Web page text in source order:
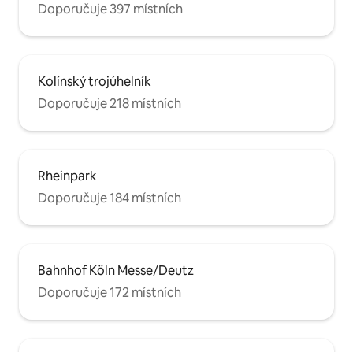
Doporučuje 397 místních
Kolínský trojúhelník
Doporučuje 218 místních
Rheinpark
Doporučuje 184 místních
Bahnhof Köln Messe/Deutz
Doporučuje 172 místních